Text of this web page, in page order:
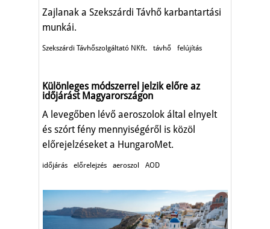
Zajlanak a Szekszárdi Távhő karbantartási
munkái.
Szekszárdi Távhőszolgáltató NKft. távhő felújítás
Különleges módszerrel jelzik előre az
időjárást Magyarországon
A levegőben lévő aeroszolok által elnyelt
és szórt fény mennyiségéről is közöl
előrejelzéseket a HungaroMet.
időjárás előrelejzés aeroszol AOD